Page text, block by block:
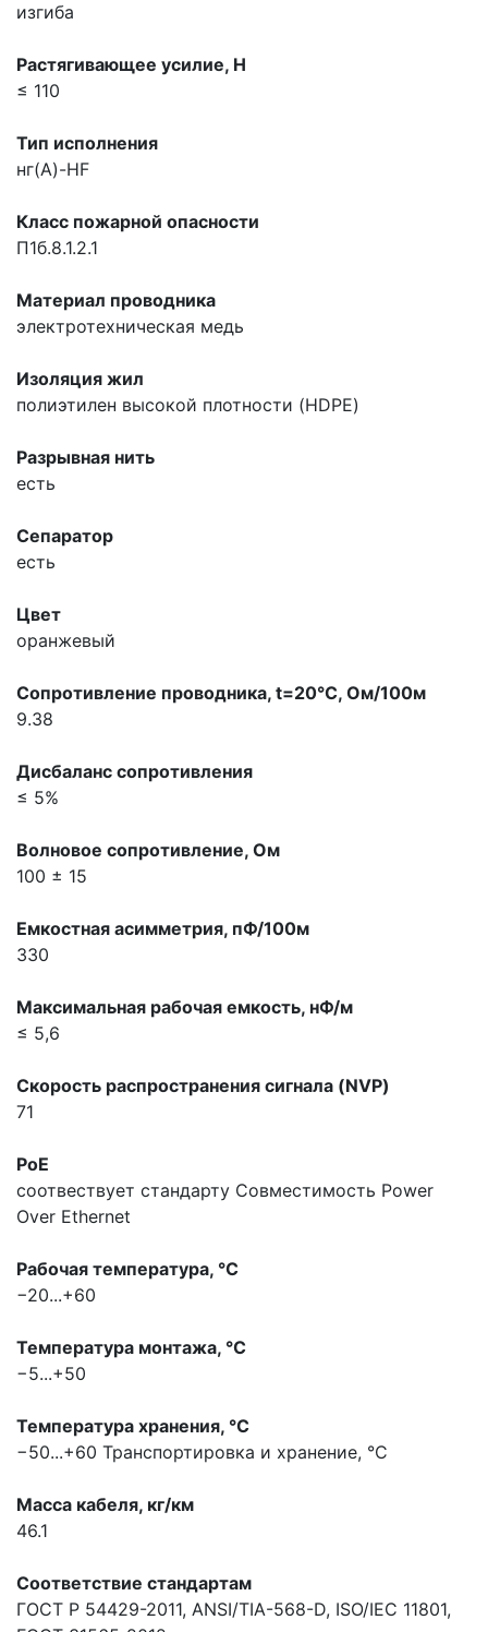
изгиба
Растягивающее усилие, H
≤ 110
Тип исполнения
нг(A)-HF
Класс пожарной опасности
П1б.8.1.2.1
Материал проводника
электротехническая медь
Изоляция жил
полиэтилен высокой плотности (HDPE)
Разрывная нить
есть
Сепаратор
есть
Цвет
оранжевый
Сопpотивление пpоводника, t=20°С, Ом/100м
9.38
Дисбаланс сопpотивления
≤ 5%
Волновое сопpотивление, Ом
100 ± 15
Емкостная асимметрия, пФ/100м
330
Максимальная pабочая емкость, нФ/м
≤ 5,6
Скорость распространения сигнала (NVP)
71
PoE
соотвествует стандарту Совместимость Power
Over Ethernet
Рабочая температура, °С
−20...+60
Температура монтажа, °С
−5...+50
Температура хранения, °С
−50...+60 Транспортировка и хранение, °С
Масса кабеля, кг/км
46.1
Соответствие стандартам
ГОСТ Р 54429-2011, ANSI/TIA-568-D, ISO/IEC 11801,